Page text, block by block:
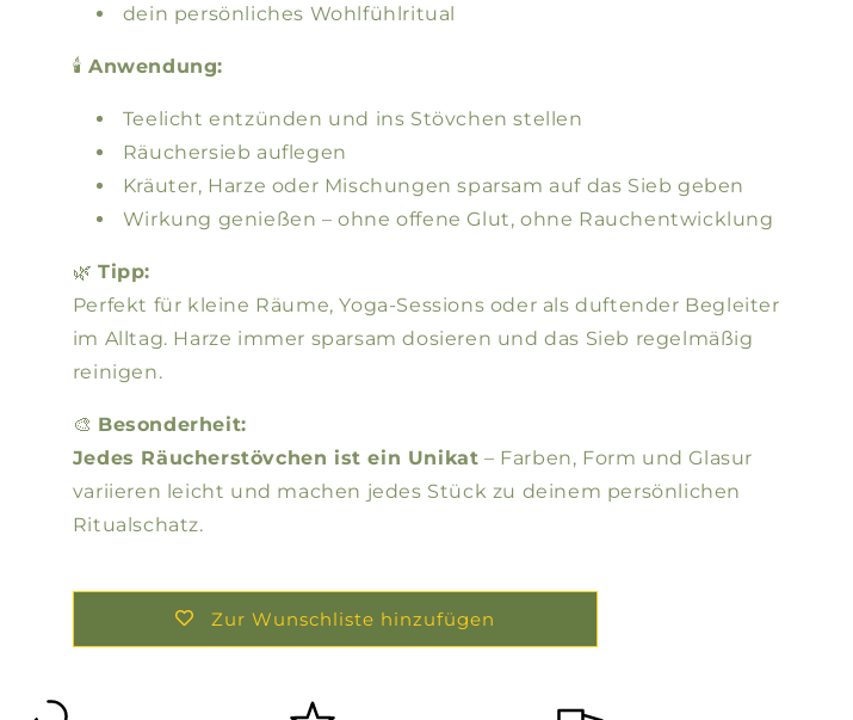
dein persönliches Wohlfühlritual
🕯️ Anwendung:
Teelicht entzünden und ins Stövchen stellen
Räuchersieb auflegen
Kräuter, Harze oder Mischungen sparsam auf das Sieb geben
Wirkung genießen – ohne offene Glut, ohne Rauchentwicklung
🌿 Tipp:
Perfekt für kleine Räume, Yoga-Sessions oder als duftender Begleiter
im Alltag. Harze immer sparsam dosieren und das Sieb regelmäßig
reinigen.
🎨 Besonderheit:
Jedes Räucherstövchen ist ein Unikat – Farben, Form und Glasur
variieren leicht und machen jedes Stück zu deinem persönlichen
Ritualschatz.
Zur Wunschliste hinzufügen